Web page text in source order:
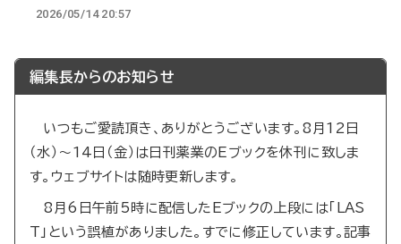
2026/05/14 20:57
編集長からのお知らせ
いつもご愛読頂き、ありがとうございます。8月12日
（水）～14日（金）は日刊薬業のEブックを休刊に致しま
す。ウェブサイトは随時更新します。
8月6日午前5時に配信したEブックの上段には「LAS
T」という誤植がありました。すでに修正しています。記事